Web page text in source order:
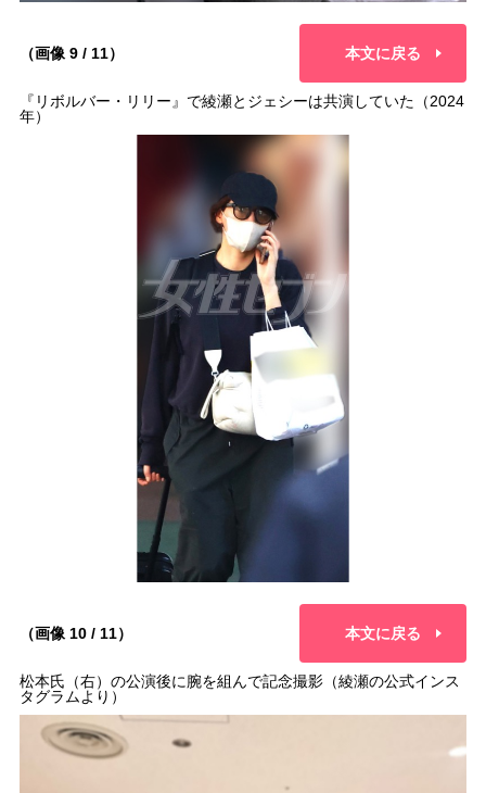
（画像 9 / 11） 本文に戻る
『リボルバー・リリー』で綾瀬とジェシーは共演していた（2024
年）
（画像 10 / 11） 本文に戻る
松本氏（右）の公演後に腕を組んで記念撮影（綾瀬の公式インス
タグラムより）